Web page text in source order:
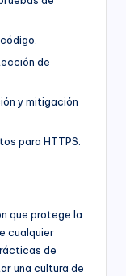
de
y mitigación
para HTTPS.
que protege la
cualquier
de
una cultura de